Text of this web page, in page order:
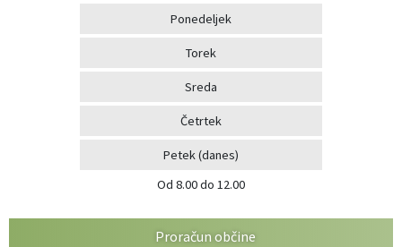
Ponedeljek
Torek
Sreda
Četrtek
Petek(danes)
Od 8.00 do 12.00
Proračun občine